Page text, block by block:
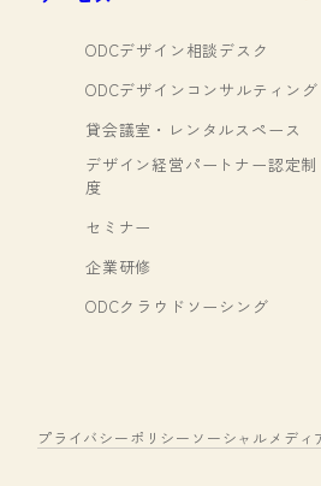
ODCデザイン相談デスク
ODCデザインコンサルティング
貸会議室・レンタルスペース
デザイン経営パートナー認定制
度
セミナー
企業研修
ODCクラウドソーシング
プライバシーポリシー ソーシャルメディ